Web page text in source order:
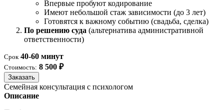
Впервые пробуют кодирование
Имеют небольшой стаж зависимости (до 3 лет)
Готовятся к важному событию (свадьба, сделка)
По решению суда (альтернатива административной
ответственности)
Срок 40-60 минут
Стоимость: 8 500 ₽
Заказать
Семейная консультация с психологом
Описание